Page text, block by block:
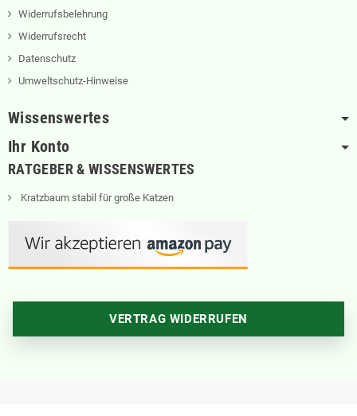
Widerrufsbelehrung
Widerrufsrecht
Datenschutz
Umweltschutz-Hinweise
Wissenswertes
Ihr Konto
RATGEBER & WISSENSWERTES
Kratzbaum stabil für große Katzen
VERTRAG WIDERRUFEN